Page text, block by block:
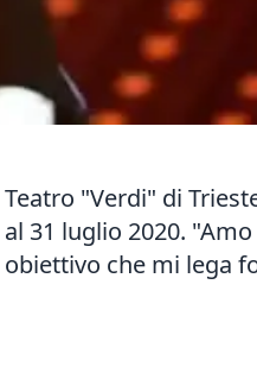
"Verdi" di
31 luglio 2020.
che mi lega